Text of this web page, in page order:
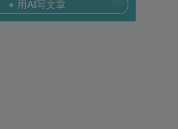
+ 用AI写文章